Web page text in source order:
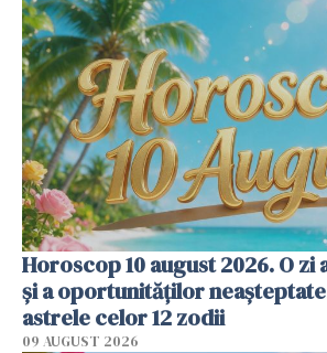
Horoscop 10 august 2026. O
și a oportunităților
astrele celor 12 zodii
09 AUGUST 2026